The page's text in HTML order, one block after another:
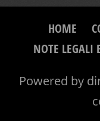
HOME
NOTE LEGALI
Powered by